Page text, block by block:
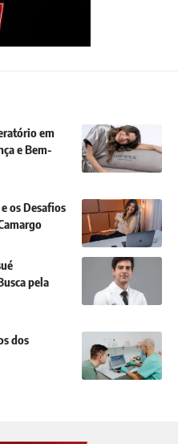
em
e Bem-
os Desafios
pela
dos